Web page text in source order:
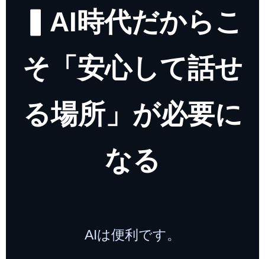
▍AI時代だからこ
そ「安心して話せ
る場所」が必要に
なる
AIは便利です。